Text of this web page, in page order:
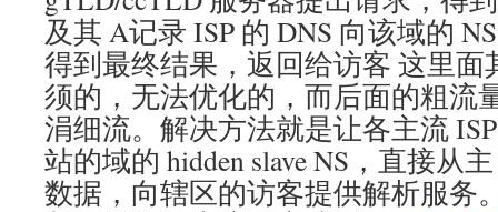
及其 A记录 ISP 的 DNS 向该域的
得到最终结果，返回给访客 这里
须的，无法优化的，而后面的粗流
涓细流。解决方法就是让各主流
站的域的 hidden slave NS，直接从
数据，向辖区的访客提供解析服务